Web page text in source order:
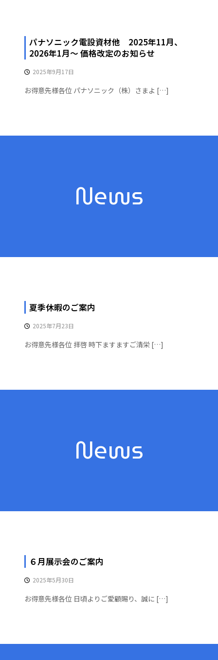
パナソニック電設資材他 2025年11月、
2026年1月〜 価格改定のお知らせ
2025年9月17日
お得意先様各位 パナソニック（株）さまよ […]
News
夏季休暇のご案内
2025年7月23日
お得意先様各位 拝啓 時下ますますご清栄 […]
News
６月展示会のご案内
2025年5月30日
お得意先様各位 日頃よりご愛顧賜り、誠に […]